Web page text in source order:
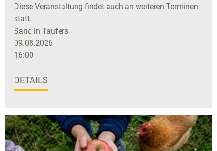
Diese Veranstaltung findet auch an weiteren Terminen
statt.
Sand in Taufers
09.08.2026
16:00
DETAILS